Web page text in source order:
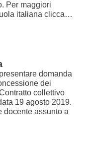
Per maggiori
italiana clicca…
domanda
dei
collettivo
19 agosto 2019.
docente assunto a